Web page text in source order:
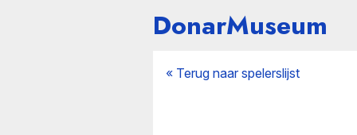
DonarMuseum
« Terug naar spelerslijst